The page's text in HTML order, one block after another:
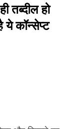
तब्दील हो
ये कॉन्सेप्ट